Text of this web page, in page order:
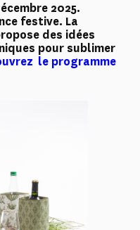
2025.
festive. La
des idées
pour sublimer
le programme